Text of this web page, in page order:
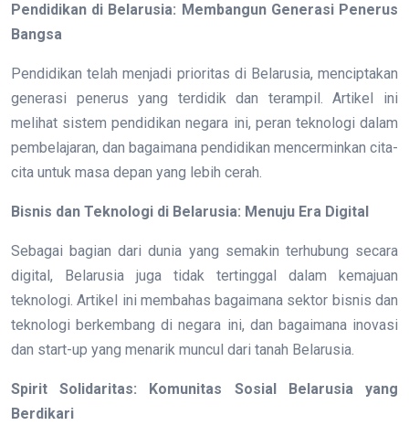
Pendidikan di Belarusia: Membangun Generasi Penerus
Bangsa
Pendidikan telah menjadi prioritas di Belarusia, menciptakan
generasi penerus yang terdidik dan terampil. Artikel ini
melihat sistem pendidikan negara ini, peran teknologi dalam
pembelajaran, dan bagaimana pendidikan mencerminkan cita-
cita untuk masa depan yang lebih cerah.
Bisnis dan Teknologi di Belarusia: Menuju Era Digital
Sebagai bagian dari dunia yang semakin terhubung secara
digital, Belarusia juga tidak tertinggal dalam kemajuan
teknologi. Artikel ini membahas bagaimana sektor bisnis dan
teknologi berkembang di negara ini, dan bagaimana inovasi
dan start-up yang menarik muncul dari tanah Belarusia.
Spirit Solidaritas: Komunitas Sosial Belarusia yang
Berdikari